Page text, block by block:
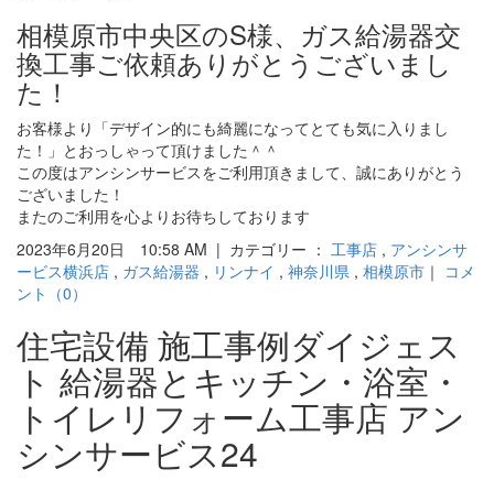
相模原市中央区のS様、ガス給湯器交
換工事ご依頼ありがとうございまし
た！
お客様より「デザイン的にも綺麗になってとても気に入りまし
た！」とおっしゃって頂けました＾＾
この度はアンシンサービスをご利用頂きまして、誠にありがとう
ございました！
またのご利用を心よりお待ちしております
2023年6月20日 10:58 AM | カテゴリー ： 工事店 , アンシンサ
ービス横浜店 , ガス給湯器 , リンナイ , 神奈川県 , 相模原市 ｜ コメ
ント（0）
住宅設備 施工事例ダイジェス
ト 給湯器とキッチン・浴室・
トイレリフォーム工事店 アン
シンサービス24